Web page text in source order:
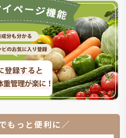
もっと便利に／